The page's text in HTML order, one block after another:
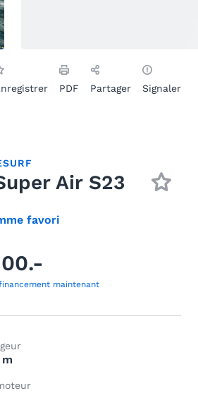
PDF Partager Signaler
Air S23
favori
maintenant